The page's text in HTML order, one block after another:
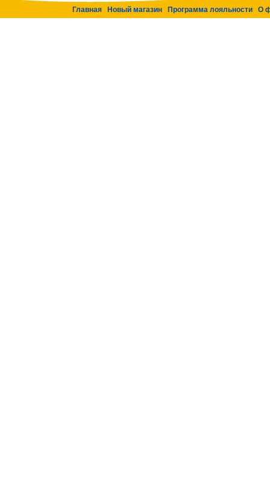
Главная Новый магазин Программа лояльности О